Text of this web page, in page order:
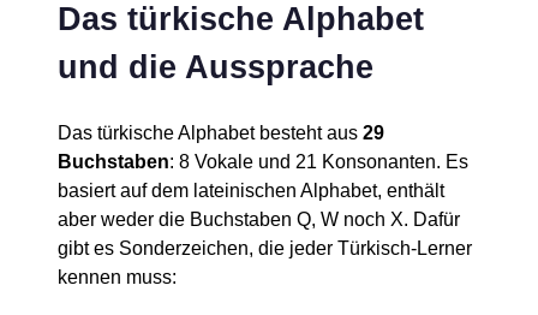
Das türkische Alphabet
und die Aussprache
Das türkische Alphabet besteht aus 29
Buchstaben: 8 Vokale und 21 Konsonanten. Es
basiert auf dem lateinischen Alphabet, enthält
aber weder die Buchstaben Q, W noch X. Dafür
gibt es Sonderzeichen, die jeder Türkisch-Lerner
kennen muss: